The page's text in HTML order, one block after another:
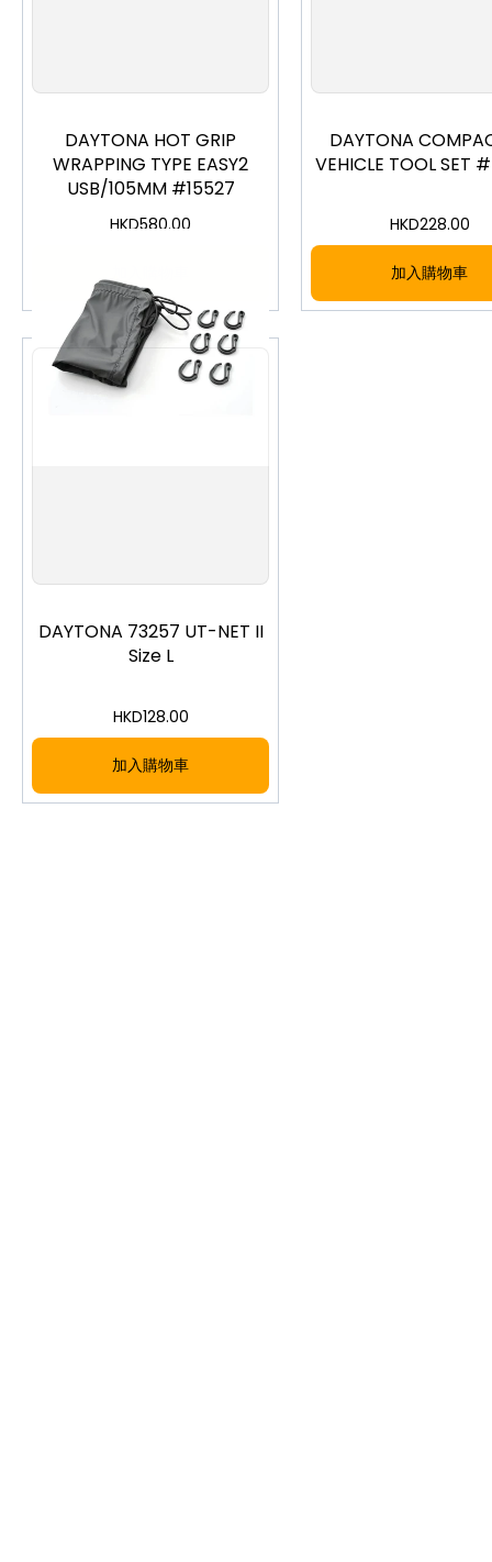
DAYTONA HOT GRIP
WRAPPING TYPE EASY2
USB/105MM #15527
HKD580.00
DAYTONA
VEHICLE TOOL SET
HKD228.00
加入購物車
DAYTONA 73257 UT-NET II
Size L
HKD128.00
加入購物車